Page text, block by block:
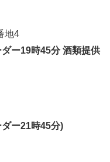
地4
ー19時45分 酒類提供
ー21時45分)